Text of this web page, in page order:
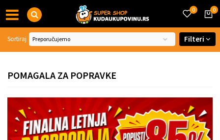
0
0
POMAGALA ZA POPRAVKE
Sortiraj Filteri